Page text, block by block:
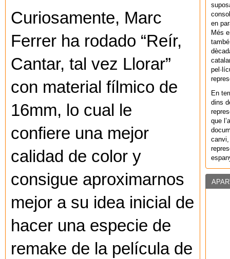
Curiosamente, Marc
Ferrer ha rodado “Reír,
Cantar, tal vez Llorar”
con material fílmico de
16mm, lo cual le
confiere una mejor
calidad de color y
consigue aproximarnos
mejor a su idea inicial de
hacer una especie de
remake de la película de
en
Més
En
dins
que
canvi,